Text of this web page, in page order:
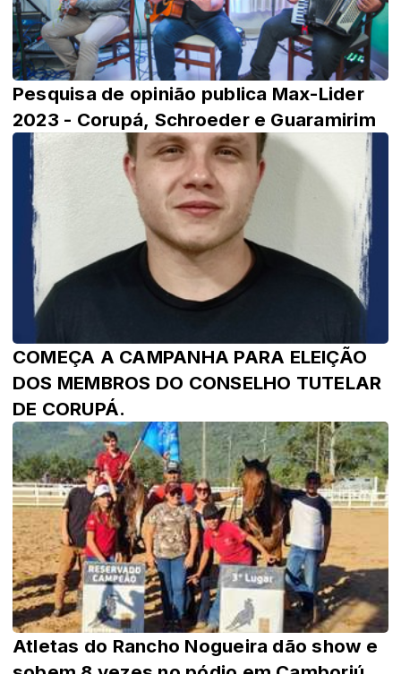
Pesquisa de opinião publica Max-Lider
2023 - Corupá, Schroeder e Guaramirim
COMEÇA A CAMPANHA PARA ELEIÇÃO
DOS MEMBROS DO CONSELHO TUTELAR
DE CORUPÁ.
Atletas do Rancho Nogueira dão show e